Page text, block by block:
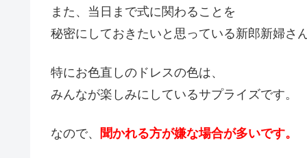
また、当日まで式に関わることを
秘密にしておきたいと思っている新郎新婦さ
特にお色直しのドレスの色は、
みんなが楽しみにしているサプライズです。
なので、 聞かれる方が嫌な場合が多いです。